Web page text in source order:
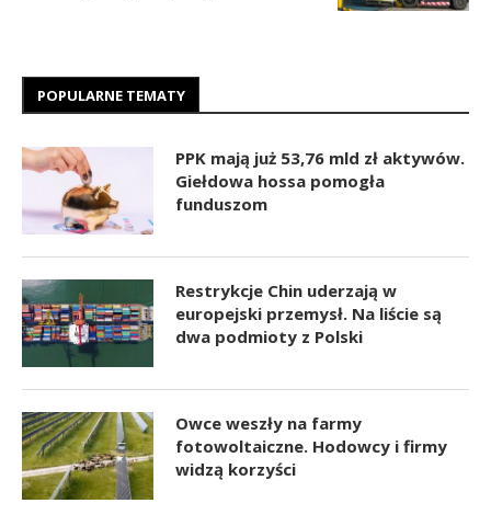
POPULARNE TEMATY
PPK mają już 53,76 mld zł aktywów.
Giełdowa hossa pomogła
funduszom
Restrykcje Chin uderzają w
europejski przemysł. Na liście są
dwa podmioty z Polski
Owce weszły na farmy
fotowoltaiczne. Hodowcy i firmy
widzą korzyści